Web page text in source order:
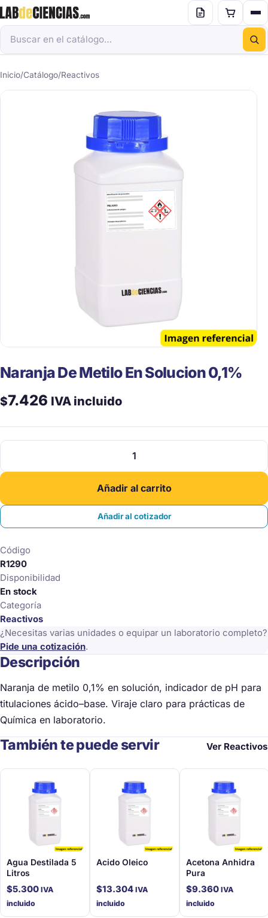
Inicio/Catálogo/Reactivos
Naranja De Metilo En Solucion 0,1%
$7.426 IVA incluido
Naranja
Metilo
Solucion
0,1%
Añadir al carrito
Añadir al cotizador
Código
R1290
Disponibilidad
En stock
Categoría
Reactivos
¿Necesitas varias unidades o equipar un laboratorio completo?
Pide una cotización.
Descripción
Naranja de metilo 0,1% en solución, indicador de pH para
titulaciones ácido–base. Viraje claro para prácticas de
Química en laboratorio.
También te puede servir Ver Reactivos
Agua Destilada 5
Litros
$5.300 IVA
incluido
Acido Oleico
$13.304 IVA
incluido
Acetona Anhidra
Pura
$9.360 IVA
incluido